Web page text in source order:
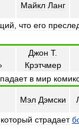
Майкл Ланг
что его
Джон Т.
Крэтчмер
в мир
Мэл Дэмски
который страдает